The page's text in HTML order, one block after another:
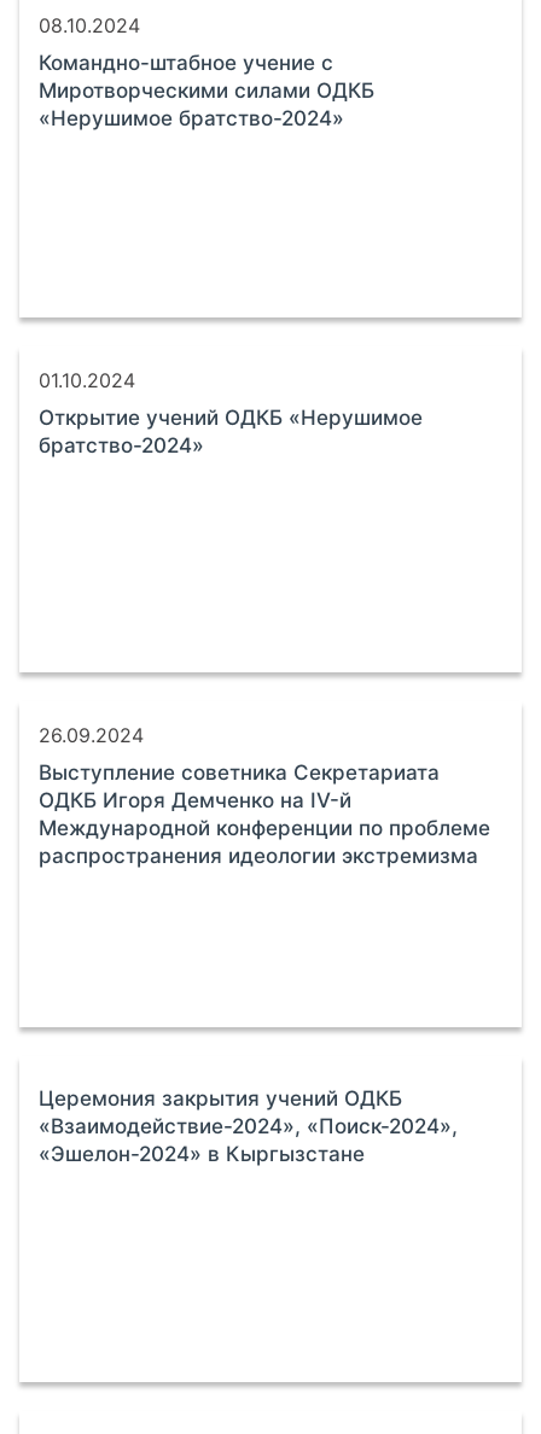
08.10.2024
Командно-штабное учение с
Миротворческими силами ОДКБ
«Нерушимое братство-2024»
01.10.2024
Открытие учений ОДКБ «Нерушимое
братство-2024»
26.09.2024
Выступление советника Секретариата
ОДКБ Игоря Демченко на IV-й
Международной конференции по проблеме
распространения идеологии экстремизма
Церемония закрытия учений ОДКБ
«Взаимодействие-2024», «Поиск-2024»,
«Эшелон-2024» в Кыргызстане